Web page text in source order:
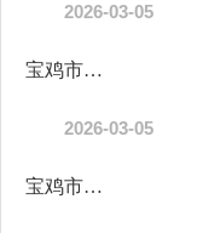
2026-03-05
宝鸡市陈仓区财政局阳平财政所2026年单位预算公开说明
2026-03-05
宝鸡市陈仓区财政局赤沙财政所2026年单位预算公开说明